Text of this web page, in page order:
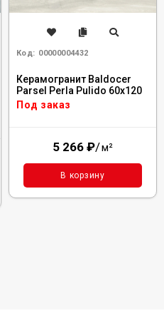
Код: 00000004432
Керамогранит Baldocer
Parsel Perla Pulido 60x120
Под заказ
5 266 ₽/м²
В корзину